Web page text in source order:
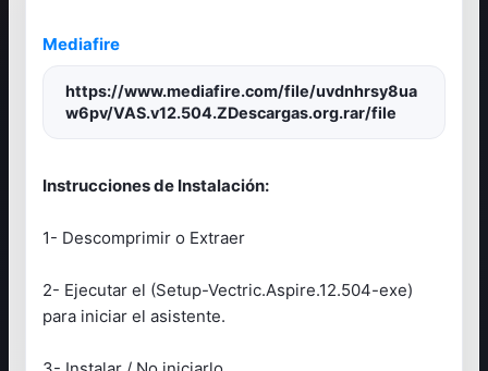
Mediafire
https://www.mediafire.com/file/uvdnhrsy8ua
w6pv/VAS.v12.504.ZDescargas.org.rar/file
Instrucciones de Instalación:
1- Descomprimir o Extraer
2- Ejecutar el (Setup-Vectric.Aspire.12.504-exe)
para iniciar el asistente.